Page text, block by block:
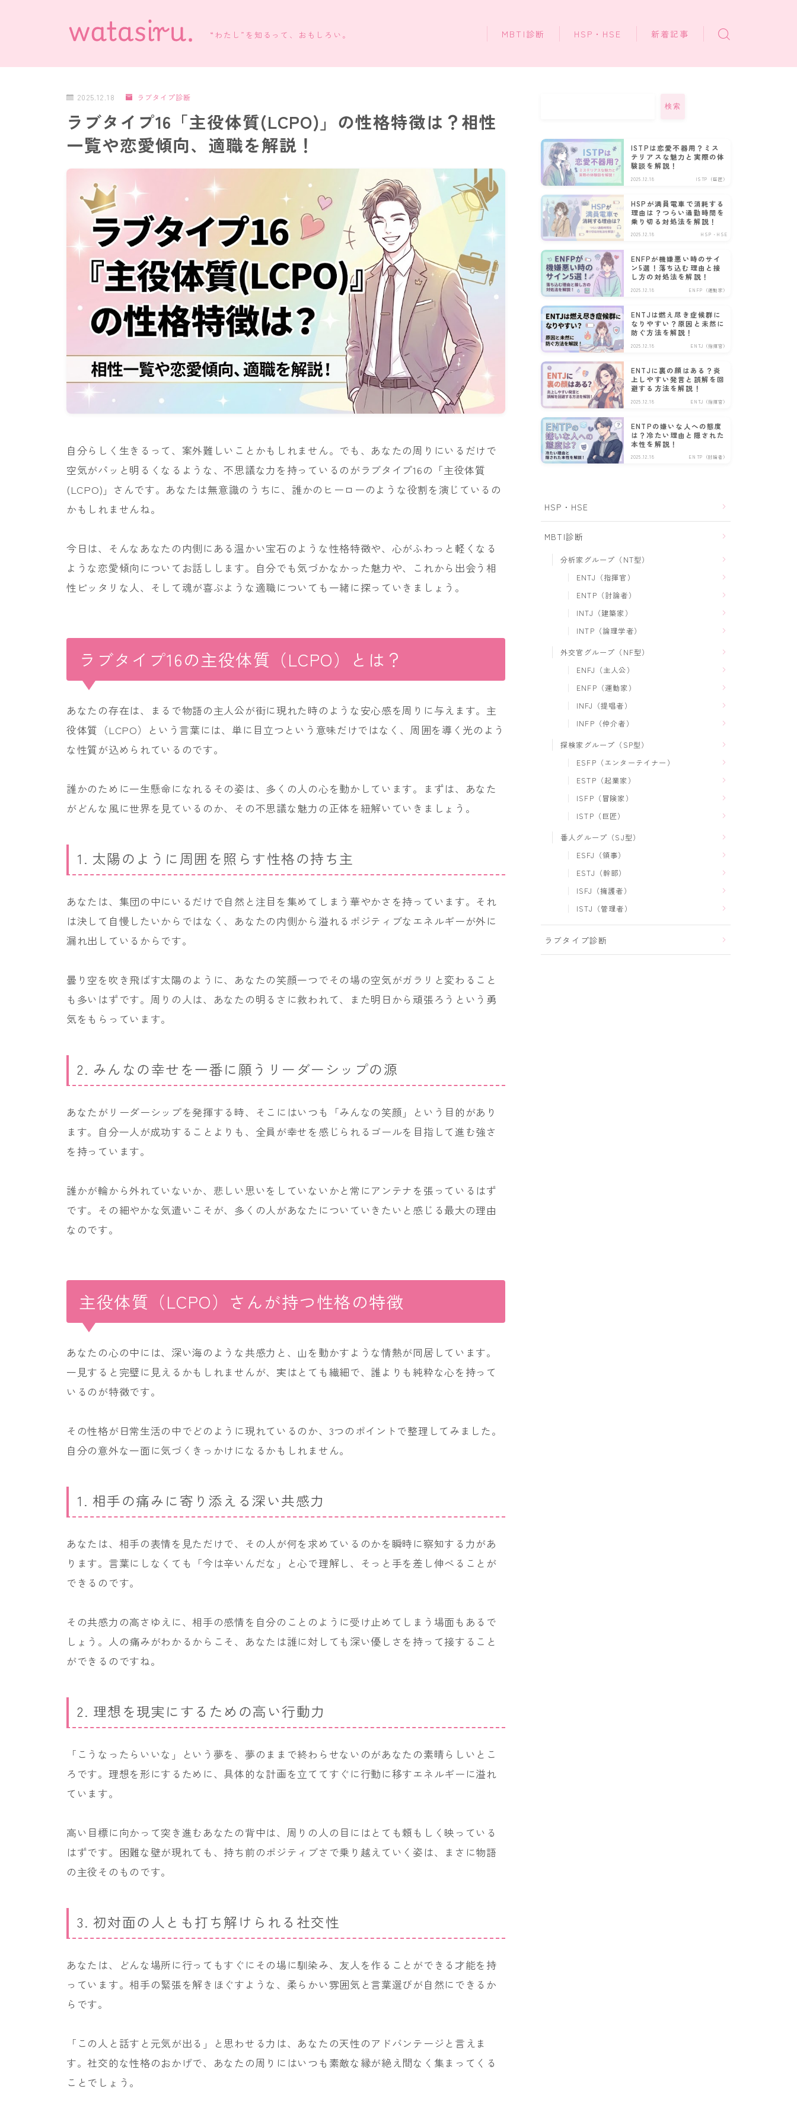
“わたし”を知るって、おもしろい。 MBTI診断 HSP・HSE 新着記事
2025.12.18 ラブタイプ診断
ラブタイプ16「主役体質(LCPO)」の性格特徴は？相性
一覧や恋愛傾向、適職を解説！
自分らしく生きるって、案外難しいことかもしれません。でも、あなたの周りにいるだけで
空気がパッと明るくなるような、不思議な力を持っているのがラブタイプ16の「主役体質
(LCPO)」さんです。あなたは無意識のうちに、誰かのヒーローのような役割を演じているの
かもしれませんね。
今日は、そんなあなたの内側にある温かい宝石のような性格特徴や、心がふわっと軽くなる
ような恋愛傾向についてお話しします。自分でも気づかなかった魅力や、これから出会う相
性ピッタリな人、そして魂が喜ぶような適職についても一緒に探っていきましょう。
ラブタイプ16の主役体質（LCPO）とは？
あなたの存在は、まるで物語の主人公が街に現れた時のような安心感を周りに与えます。主
役体質（LCPO）という言葉には、単に目立つという意味だけではなく、周囲を導く光のよう
な性質が込められているのです。
誰かのために一生懸命になれるその姿は、多くの人の心を動かしています。まずは、あなた
がどんな風に世界を見ているのか、その不思議な魅力の正体を紐解いていきましょう。
1. 太陽のように周囲を照らす性格の持ち主
あなたは、集団の中にいるだけで自然と注目を集めてしまう華やかさを持っています。それ
は決して自慢したいからではなく、あなたの内側から溢れるポジティブなエネルギーが外に
漏れ出しているからです。
曇り空を吹き飛ばす太陽のように、あなたの笑顔一つでその場の空気がガラリと変わること
も多いはずです。周りの人は、あなたの明るさに救われて、また明日から頑張ろうという勇
気をもらっています。
2. みんなの幸せを一番に願うリーダーシップの源
あなたがリーダーシップを発揮する時、そこにはいつも「みんなの笑顔」という目的があり
ます。自分一人が成功することよりも、全員が幸せを感じられるゴールを目指して進む強さ
を持っています。
誰かが輪から外れていないか、悲しい思いをしていないかと常にアンテナを張っているはず
です。その細やかな気遣いこそが、多くの人があなたについていきたいと感じる最大の理由
なのです。
主役体質（LCPO）さんが持つ性格の特徴
あなたの心の中には、深い海のような共感力と、山を動かすような情熱が同居しています。
一見すると完璧に見えるかもしれませんが、実はとても繊細で、誰よりも純粋な心を持って
いるのが特徴です。
その性格が日常生活の中でどのように現れているのか、3つのポイントで整理してみました。
自分の意外な一面に気づくきっかけになるかもしれません。
1. 相手の痛みに寄り添える深い共感力
あなたは、相手の表情を見ただけで、その人が何を求めているのかを瞬時に察知する力があ
ります。言葉にしなくても「今は辛いんだな」と心で理解し、そっと手を差し伸べることが
できるのです。
その共感力の高さゆえに、相手の感情を自分のことのように受け止めてしまう場面もあるで
しょう。人の痛みがわかるからこそ、あなたは誰に対しても深い優しさを持って接すること
ができるのですね。
2. 理想を現実にするための高い行動力
「こうなったらいいな」という夢を、夢のままで終わらせないのがあなたの素晴らしいとこ
ろです。理想を形にするために、具体的な計画を立ててすぐに行動に移すエネルギーに溢れ
ています。
高い目標に向かって突き進むあなたの背中は、周りの人の目にはとても頼もしく映っている
はずです。困難な壁が現れても、持ち前のポジティブさで乗り越えていく姿は、まさに物語
の主役そのものです。
3. 初対面の人とも打ち解けられる社交性
あなたは、どんな場所に行ってもすぐにその場に馴染み、友人を作ることができる才能を持
っています。相手の緊張を解きほぐすような、柔らかい雰囲気と言葉選びが自然にできるか
らです。
「この人と話すと元気が出る」と思わせる力は、あなたの天性のアドバンテージと言えま
す。社交的な性格のおかげで、あなたの周りにはいつも素敵な縁が絶え間なく集まってくる
ことでしょう。
検索
ISTPは恋愛不器用？ミス
テリアスな魅力と実際の体
験談を解説！
2025.12.18 ISTP（巨匠）
HSPが満員電車で消耗する
理由は？つらい通勤時間を
乗り切る対処法を解説！
2025.12.18 HSP・HSE
ENFPが機嫌悪い時のサイ
ン5選！落ち込む理由と接
し方の対処法を解説！
2025.12.18 ENFP（運動家）
ENTJは燃え尽き症候群に
なりやすい？原因と未然に
防ぐ方法を解説！
2025.12.18 ENTJ（指揮官）
ENTJに裏の顔はある？炎
上しやすい発言と誤解を回
避する方法を解説！
2025.12.18 ENTJ（指揮官）
ENTPの嫌いな人への態度
は？冷たい理由と隠された
本性を解説！
2025.12.18 ENTP（討論者）
HSP・HSE
MBTI診断
分析家グループ（NT型）
ENTJ（指揮官）
ENTP（討論者）
INTJ（建築家）
INTP（論理学者）
外交官グループ（NF型）
ENFJ（主人公）
ENFP（運動家）
INFJ（提唱者）
INFP（仲介者）
探検家グループ（SP型）
ESFP（エンターテイナー）
ESTP（起業家）
ISFP（冒険家）
ISTP（巨匠）
番人グループ（SJ型）
ESFJ（領事）
ESTJ（幹部）
ISFJ（擁護者）
ISTJ（管理者）
ラブタイプ診断